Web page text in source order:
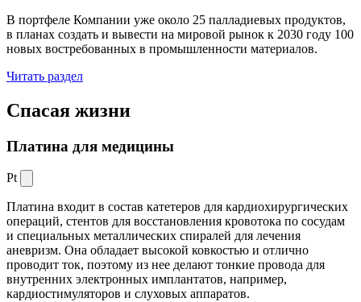
В портфеле Компании уже около 25 палладиевых продуктов,
в планах создать и вывести на мировой рынок к 2030 году 100
новых востребованных в промышленности материалов.
Читать раздел
Спасая жизни
Платина для медицины
Pt
Платина входит в состав катетеров для кардиохирургических
операций, стентов для восстановления кровотока по сосудам
и специальных металлических спиралей для лечения
аневризм. Она обладает высокой ковкостью и отлично
проводит ток, поэтому из нее делают тонкие провода для
внутренних электронных имплантатов, например,
кардиостимуляторов и слуховых аппаратов.